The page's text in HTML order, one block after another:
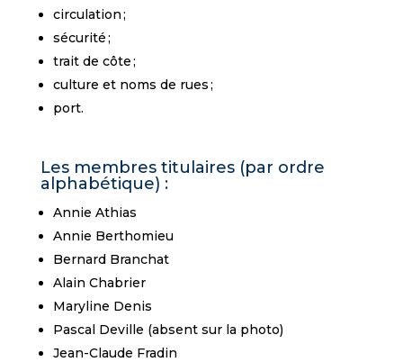
circulation ;
sécurité ;
trait de côte ;
culture et noms de rues ;
port.
Les membres titulaires (par ordre
alphabétique) :
Annie Athias
Annie Berthomieu
Bernard Branchat
Alain Chabrier
Maryline Denis
Pascal Deville (absent sur la photo)
Jean-Claude Fradin